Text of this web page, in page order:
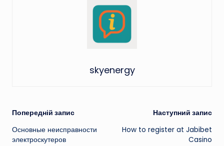
skyenergy
Навігація
по
Попередній запис
Основные неисправности
электроскутеров
Наступний запис
How to register at Jabibet
Casino